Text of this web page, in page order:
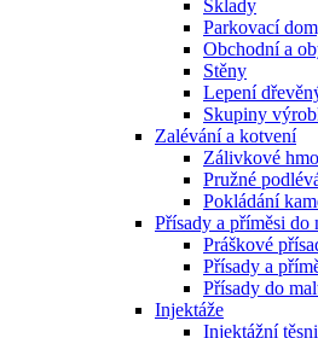
Sklady
Parkovací
Obchodní a
Stěny
Lepení
Skupiny
Zalévání a kotvení
Zálivkové
Pružné
Pokládání
Přísady a příměsi do
Práškové
Přísady a
Přísady do
Injektáže
Injektážní